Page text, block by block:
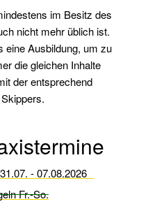
im Besitz des
nicht mehr üblich ist.
eine Ausbildung, um zu
die gleichen Inhalte
der entsprechend
- 07.08.2026
Fr.-So.